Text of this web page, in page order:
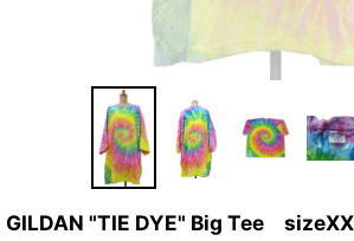
GILDAN "TIE DYE" Big Tee